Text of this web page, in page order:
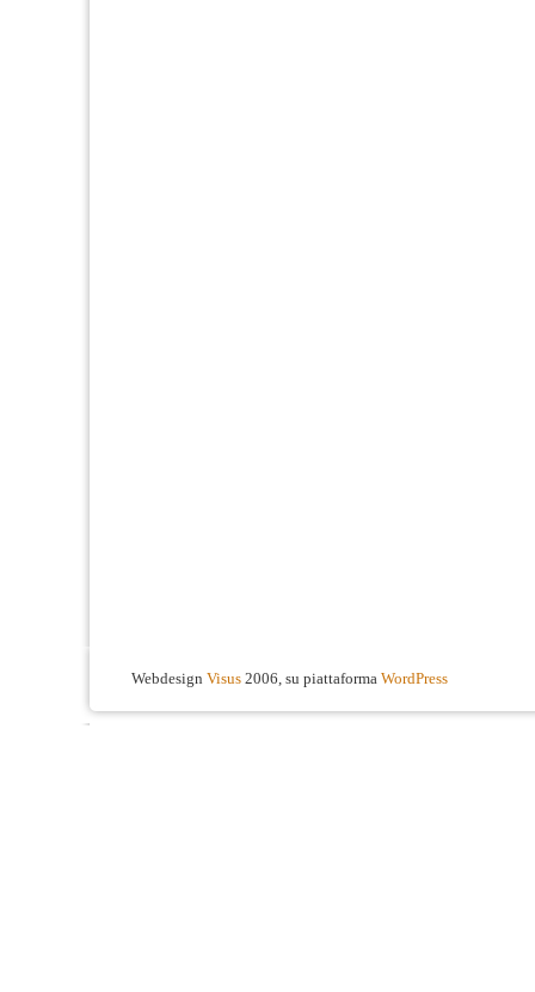
Webdesign Visus 2006, su piattaforma WordPress